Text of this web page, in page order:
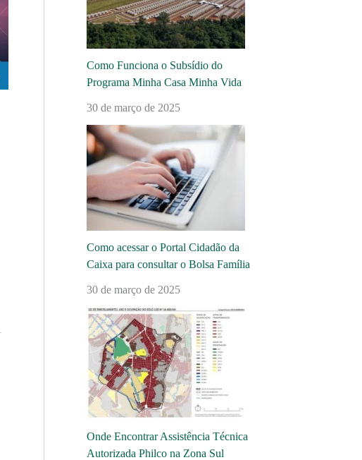
Como Funciona o Subsídio do
Programa Minha Casa Minha Vida
30 de março de 2025
Como acessar o Portal Cidadão da
Caixa para consultar o Bolsa Família
30 de março de 2025
Onde Encontrar Assistência Técnica
Autorizada Philco na Zona Sul